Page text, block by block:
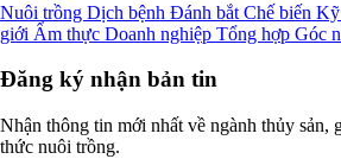
Nuôi trồng Dịch bệnh Đánh bắt Chế biến Kỹ
giới Ẩm thực Doanh nghiệp Tổng hợp Góc
Đăng ký nhận bản tin
Nhận thông tin mới nhất về ngành thủy sản,
thức nuôi trồng.